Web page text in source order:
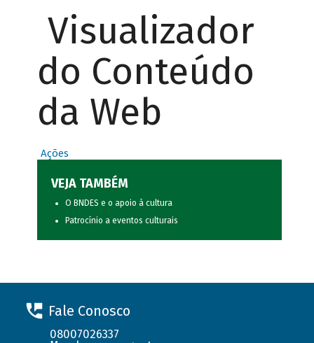
Visualizador
do Conteúdo
da Web
Ações
VEJA TAMBÉM
O BNDES e o apoio à cultura
Patrocínio a eventos culturais
Fale Conosco
08007026337